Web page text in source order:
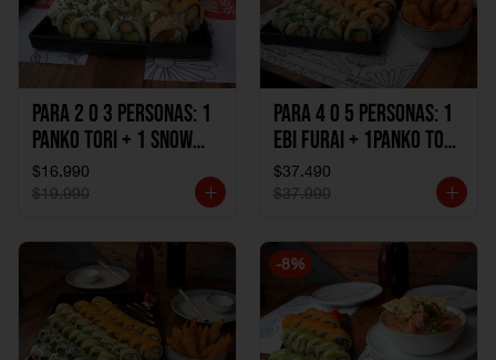
Para 2 o 3 personas: 1
Panko Tori + 1 Snow
Ebi Cheese + 1
California Sake Cheese
$16.990
$19.990
Para 4 o 5 personas: 1
Ebi Furai + 1Panko Tori
+ 1Snow Kani +
1California Sake +
1Katzu de Camaron
$37.490
$37.990
-8%